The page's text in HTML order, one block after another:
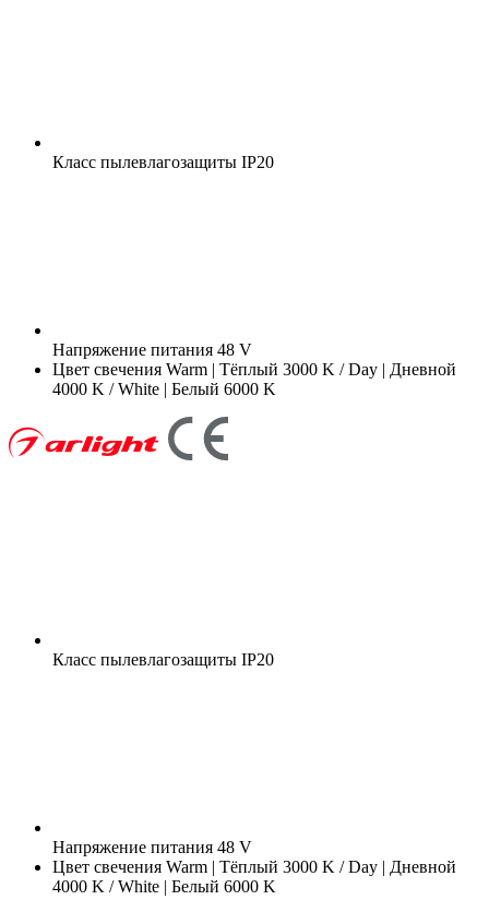
Класс пылевлагозащиты IP20
Напряжение питания 48 V
Цвет свечения Warm | Тёплый 3000 K / Day | Дневной
4000 K / White | Белый 6000 K
Класс пылевлагозащиты IP20
Напряжение питания 48 V
Цвет свечения Warm | Тёплый 3000 K / Day | Дневной
4000 K / White | Белый 6000 K